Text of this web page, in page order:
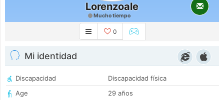
Lorenzoale
Mucho tiempo
0
Mi identidad
Discapacidad
Discapacidad física
Age
29 años